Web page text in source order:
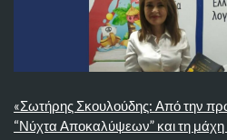
«Σωτήρης Σκουλούδης: Από την
“Νύχτα Αποκαλύψεων” και τη